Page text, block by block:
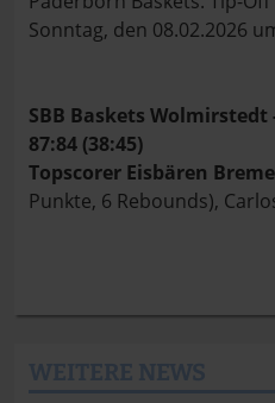
Sonntag, den 08.02.2026
SBB Baskets
87:84 (38:45)
Topscorer Eisbären
Punkte, 6 Rebounds),